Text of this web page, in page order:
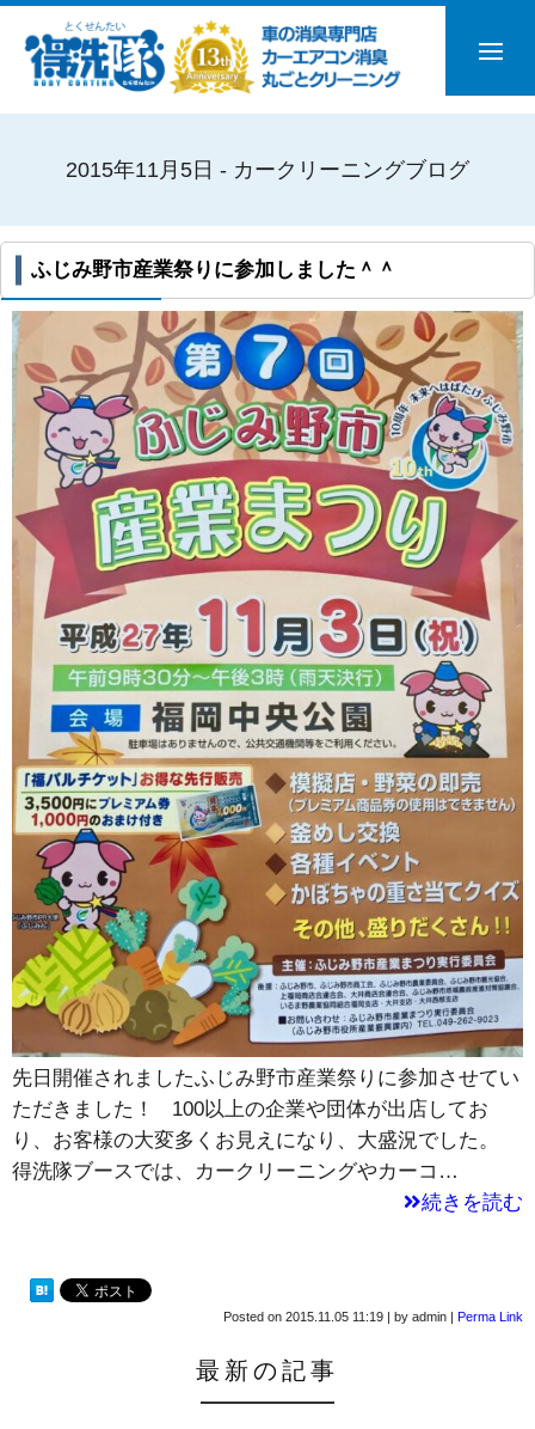
2015年11月5日 - カークリーニングブログ
ふじみ野市産業祭りに参加しました＾＾
先日開催されましたふじみ野市産業祭りに参加させてい
ただきました！ 100以上の企業や団体が出店してお
り、お客様の大変多くお見えになり、大盛況でした。
得洗隊ブースでは、カークリーニングやカーコ…
続きを読む
Posted on 2015.11.05 11:19 | by admin | Perma Link
最新の記事